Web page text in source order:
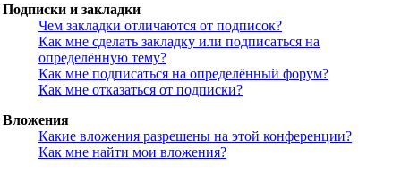
Подписки и закладки
Чем закладки отличаются от подписок?
Как мне сделать закладку или подписаться на
определённую тему?
Как мне подписаться на определённый форум?
Как мне отказаться от подписки?
Вложения
Какие вложения разрешены на этой конференции?
Как мне найти мои вложения?